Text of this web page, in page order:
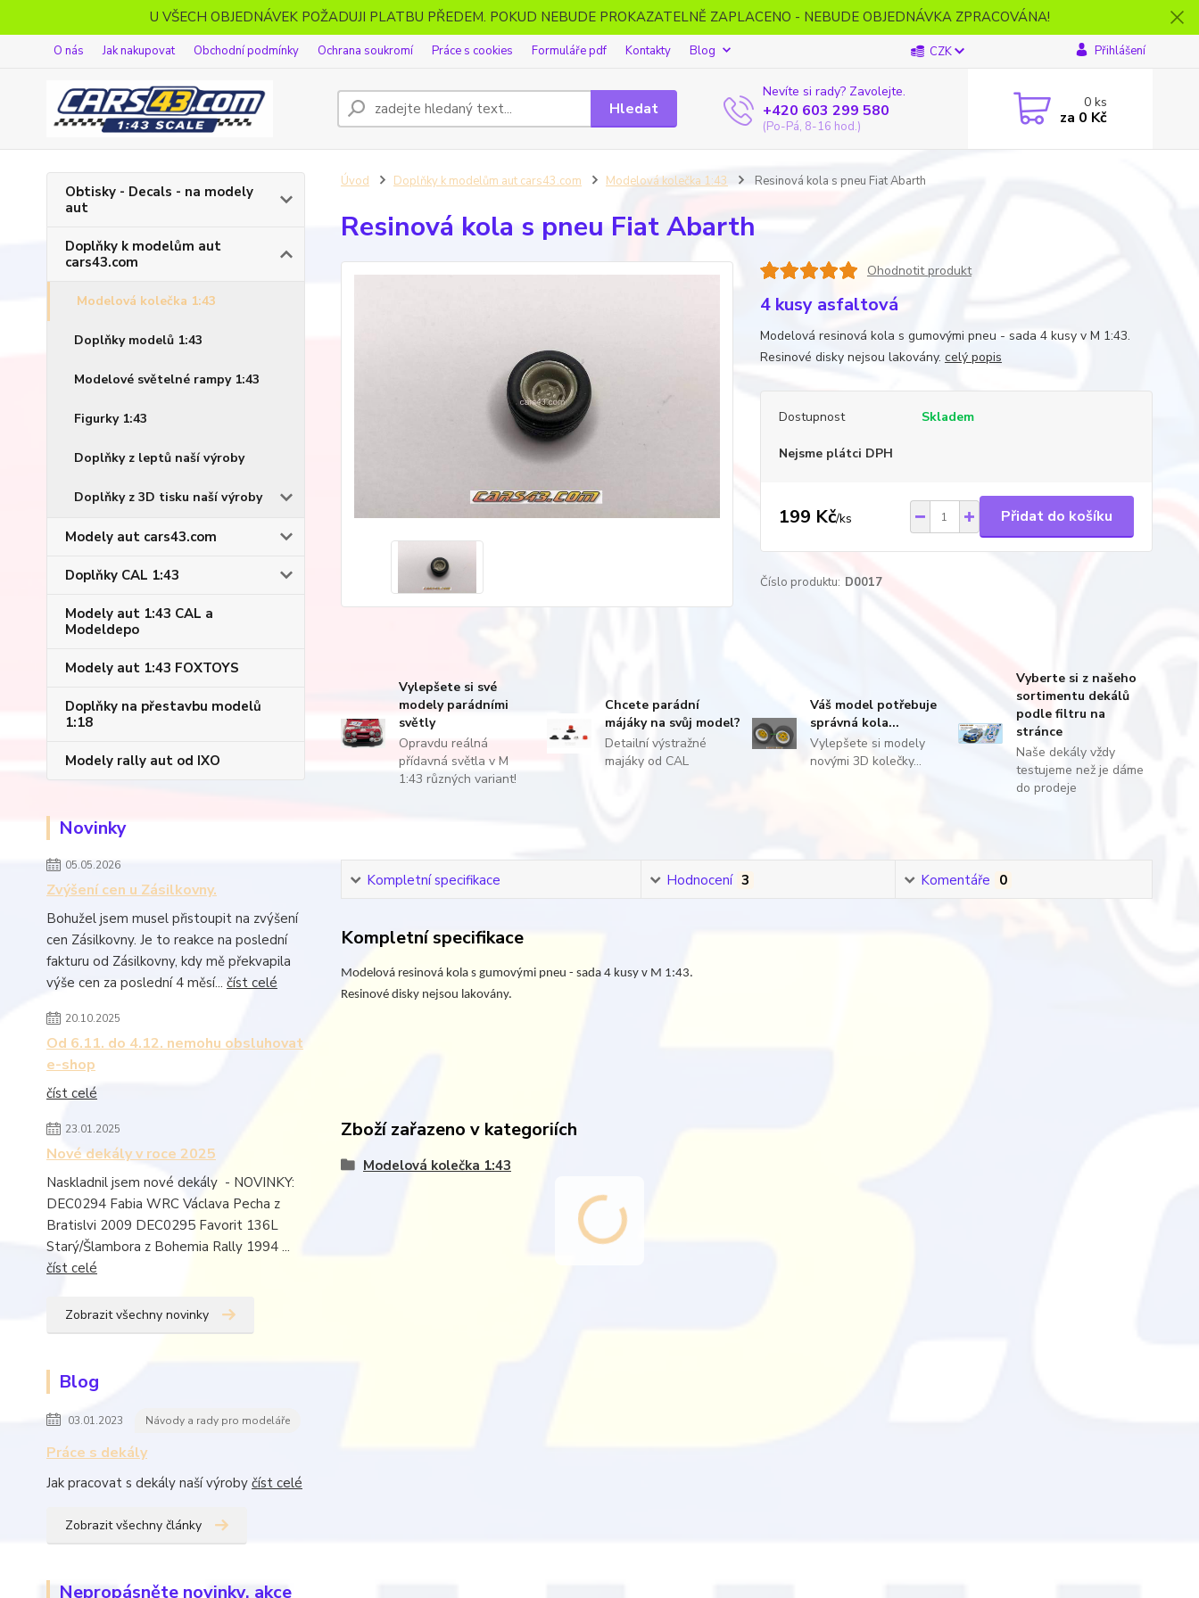
U VŠECH OBJEDNÁVEK POŽADUJI PLATBU PŘEDEM. POKUD NEBUDE PROKAZATELNĚ ZAPLACENO - NEBUDE OBJEDNÁVKA ZPRACOVÁNA!
O nás Jak nakupovat Obchodní podmínky Ochrana soukromí Práce s cookies Formuláře pdf Kontakty Blog CZK Přihlášení
Hledat
Nevíte si rady? Zavolejte.
+420 603 299 580
(Po-Pá, 8-16 hod.)
0ks
za 0 Kč
Obtisky - Decals - na modely
aut
Doplňky k modelům aut
cars43.com
Modelová kolečka 1:43
Doplňky modelů 1:43
Modelové světelné rampy 1:43
Figurky 1:43
Doplňky z leptů naší výroby
Doplňky z 3D tisku naší výroby
Modely aut cars43.com
Doplňky CAL 1:43
Modely aut 1:43 CAL a
Modeldepo
Modely aut 1:43 FOXTOYS
Doplňky na přestavbu modelů
1:18
Modely rally aut od IXO
Novinky
05.05.2026
Zvýšení cen u Zásilkovny.
Bohužel jsem musel přistoupit na zvýšení
cen Zásilkovny. Je to reakce na poslední
fakturu od Zásilkovny, kdy mě překvapila
výše cen za poslední 4 měsí... číst celé
20.10.2025
Od 6.11. do 4.12. nemohu obsluhovat
e-shop
číst celé
23.01.2025
Nové dekály v roce 2025
Naskladnil jsem nové dekály - NOVINKY:
DEC0294 Fabia WRC Václava Pecha z
Bratislvi 2009 DEC0295 Favorit 136L
Starý/Šlambora z Bohemia Rally 1994 ...
číst celé
Zobrazit všechny novinky
Blog
03.01.2023 Návody a rady pro modeláře
Práce s dekály
Jak pracovat s dekály naší výroby číst celé
Zobrazit všechny články
Nepropásněte novinky, akce
Úvod Doplňky k modelům aut cars43.com Modelová kolečka 1:43 Resinová kola s pneu Fiat Abarth
Resinová kola s pneu Fiat Abarth
Ohodnotit produkt
4 kusy asfaltová
Modelová resinová kola s gumovými pneu - sada 4 kusy v M 1:43.
Resinové disky nejsou lakovány. celý popis
Dostupnost Skladem
Nejsme plátci DPH
199 Kč/ks Přidat do košíku
Číslo produktu: D0017
Vylepšete si své
modely parádními
světly
Opravdu reálná
přídavná světla v M
1:43 různých variant!
Chcete parádní
májáky na svůj model?
Detailní výstražné
majáky od CAL
Váš model potřebuje
správná kola...
Vylepšete si modely
novými 3D kolečky...
Vyberte si z našeho
sortimentu dekálů
podle filtru na
stránce
Naše dekály vždy
testujeme než je dáme
do prodeje
Kompletní specifikace Hodnocení 3 Komentáře 0
Kompletní specifikace
Modelová resinová kola s gumovými pneu - sada 4 kusy v M 1:43.
Resinové disky nejsou lakovány.
Zboží zařazeno v kategoriích
Modelová kolečka 1:43